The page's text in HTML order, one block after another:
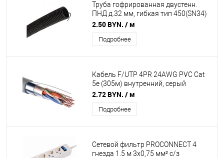
Труба гофрированная двустенн.
ПНД д.32 мм, гибкая тип 450(SN34)
с/з красная d32 мм (50м/уп)
2.50 BYN. / м
Подробнее
Кабель F/UTP 4PR 24AWG PVC Cat
5е (305м) внутренний, серый
PROconnecеt
2.72 BYN. / м
Подробнее
Сетевой фильтр PROCONNECT 4
гнезда 1.5 м 3х0,75 мм² с/з